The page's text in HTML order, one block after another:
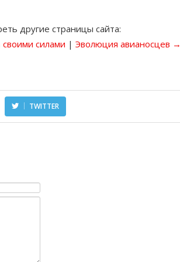
другие страницы сайта:
силами | Эволюция авианосцев →
TWITTER